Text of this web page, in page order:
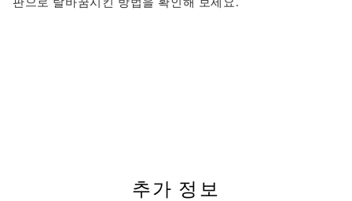
판으로 탈바꿈시킨 방법을 확인해 보세요.
추가 정보